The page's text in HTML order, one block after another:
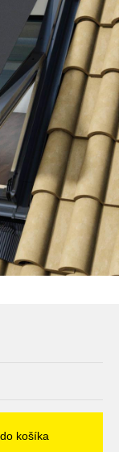
košíka